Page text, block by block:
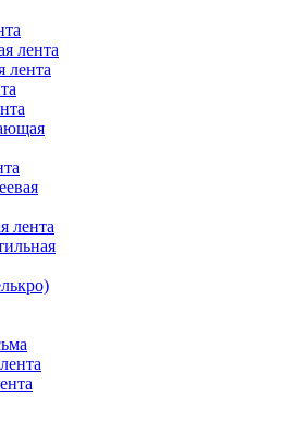
лента
лента
лента